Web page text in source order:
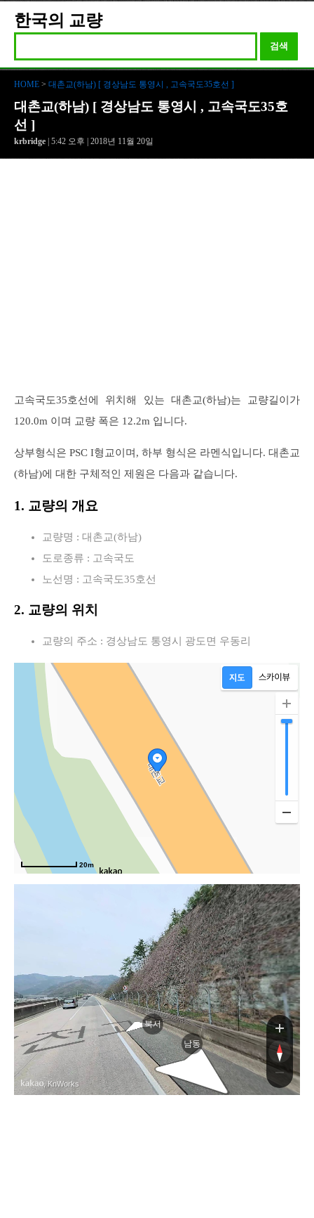
한국의 교량
검색
HOME > 대촌교(하남) [ 경상남도 통영시 , 고속국도35호선 ]
대촌교(하남) [ 경상남도 통영시 , 고속국도35호
선 ]
krbridge | 5:42 오후 | 2018년 11월 20일
고속국도35호선에 위치해 있는 대촌교(하남)는 교량길이가
120.0m 이며 교량 폭은 12.2m 입니다.
상부형식은 PSC I형교이며, 하부 형식은 라멘식입니다. 대촌교
(하남)에 대한 구체적인 제원은 다음과 같습니다.
1. 교량의 개요
교량명 : 대촌교(하남)
도로종류 : 고속국도
노선명 : 고속국도35호선
2. 교량의 위치
교량의 주소 : 경상남도 통영시 광도면 우동리
20m
북서
남동
, KnWorks